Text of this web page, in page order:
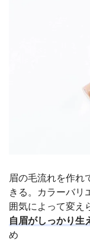
眉の毛流れを作れ
きる。カラーバリ
囲気によって変え
自眉がしっかり生
め